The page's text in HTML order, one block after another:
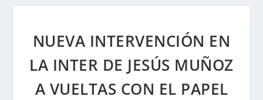
NUEVA INTERVENCIÓN EN
LA INTER DE JESÚS MUÑOZ
A VUELTAS CON EL PAPEL